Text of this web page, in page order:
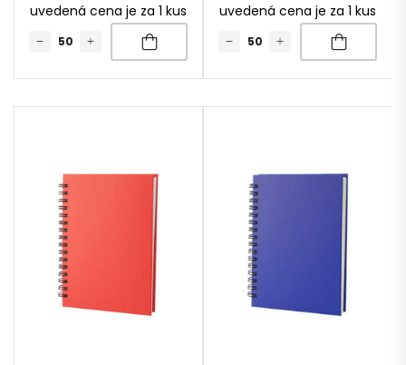
uvedená cena je za 1 kus uvedená cena je za 1 kus